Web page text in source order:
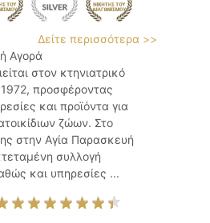
Δείτε περισσότερα >>
Αγορά
στον κτηνιατρικό
προσφέροντας
και προϊόντα για
ζώων. Στο
στην Αγία Παρασκευή
συλλογή
και υπηρεσίες ...